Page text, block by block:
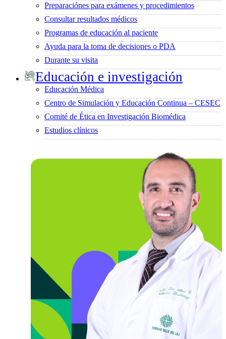
Preparaciónes para exámenes y procedimientos
Consultar resultados médicos
Programas de educación al paciente
Ayuda para la toma de decisiones o PDA
Durante su visita
Educación e investigación
Educación Médica
Centro de Simulación y Educación Continua – CESEC
Comité de Ética en Investigación Biomédica
Estudios clínicos